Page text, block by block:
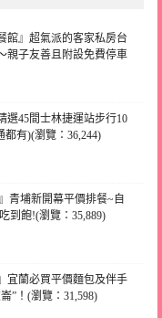
館』超氣派的客家私房台
親子友善且附設免費停車
選45間士林捷運站步行10
有)(瀏覽：36,244)
青埔新開幕平價排餐~自
到飽!(瀏覽：35,889)
宜蘭必買平價麵包及伴手
”！(瀏覽：31,598)